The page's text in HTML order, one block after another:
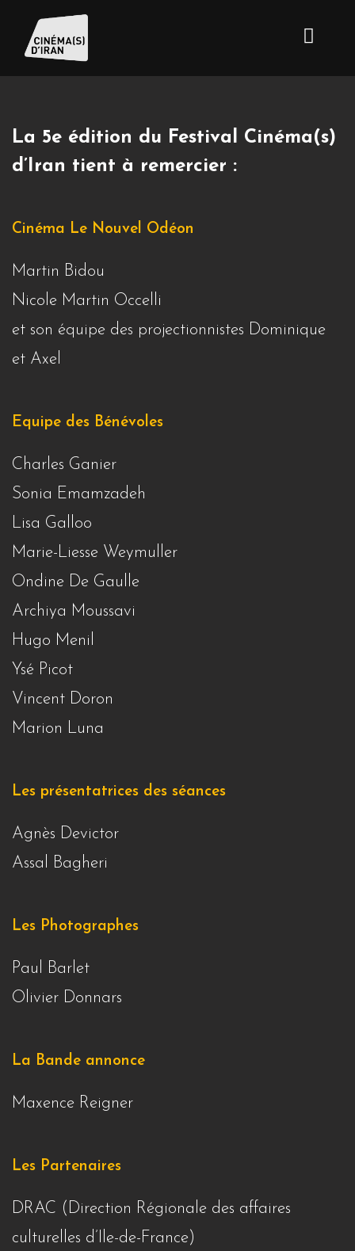
La 5e édition du Festival Cinéma(s)
d’Iran tient à remercier :
Cinéma Le Nouvel Odéon
Martin Bidou
Nicole Martin Occelli
et son équipe des projectionnistes Dominique
et Axel
Equipe des Bénévoles
Charles Ganier
Sonia Emamzadeh
Lisa Galloo
Marie-Liesse Weymuller
Ondine De Gaulle
Archiya Moussavi
Hugo Menil
Ysé Picot
Vincent Doron
Marion Luna
Les présentatrices des séances
Agnès Devictor
Assal Bagheri
Les Photographes
Paul Barlet
Olivier Donnars
La Bande annonce
Maxence Reigner
Les Partenaires
DRAC (Direction Régionale des affaires
culturelles d’Ile-de-France)